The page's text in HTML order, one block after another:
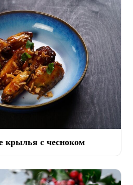
с чесноком